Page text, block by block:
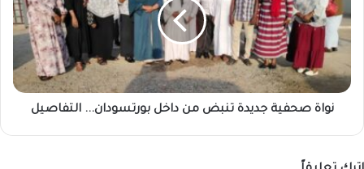
تنبض
من
داخل
بورتسودان...
التفاصيل
نواة صحفية جديدة تنبض من داخل بورتسودان... التفاصيل